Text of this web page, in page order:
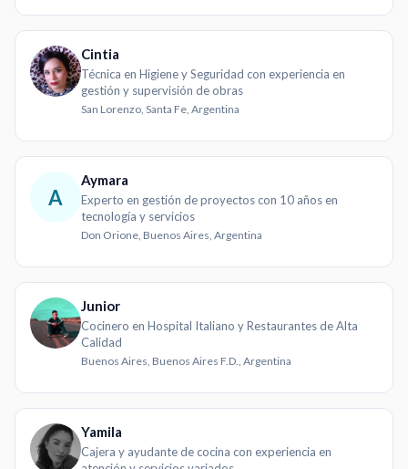
Cintia
Técnica en Higiene y Seguridad con experiencia en
gestión y supervisión de obras
San Lorenzo, Santa Fe, Argentina
A
Aymara
Experto en gestión de proyectos con 10 años en
tecnología y servicios
Don Orione, Buenos Aires, Argentina
Junior
Cocinero en Hospital Italiano y Restaurantes de Alta
Calidad
Buenos Aires, Buenos Aires F.D., Argentina
Yamila
Cajera y ayudante de cocina con experiencia en